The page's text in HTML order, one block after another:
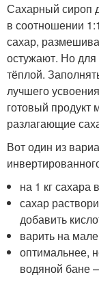
Сахарный сироп
в соотношении
сахар,
остужают. Но
тёплой.
лучшего
готовый продукт
разлагающие
Вот один из
на 1 кг сахара
сахар
добавить
варить на
оптимальнее,
водяной бане